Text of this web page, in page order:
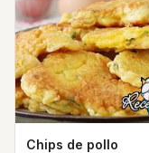
Chips de pollo